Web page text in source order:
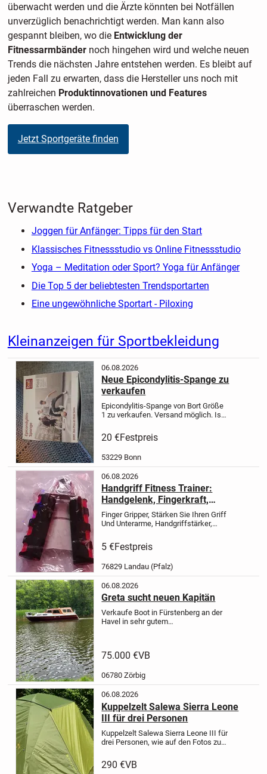
überwacht werden und die Ärzte könnten bei Notfällen
unverzüglich benachrichtigt werden. Man kann also
gespannt bleiben, wo die Entwicklung der
Fitnessarmbändernoch hingehen wird und welche neuen
Trends die nächsten Jahre entstehen werden. Es bleibt auf
jeden Fall zu erwarten, dass die Hersteller uns noch mit
zahlreichen Produktinnovationen und Features
überraschen werden.
Jetzt Sportgeräte finden
Verwandte Ratgeber
Joggen für Anfänger: Tipps für den Start
Klassisches Fitnessstudio vs Online Fitnessstudio
Yoga – Meditation oder Sport? Yoga für Anfänger
Die Top 5 der beliebtesten Trendsportarten
Eine ungewöhnliche Sportart - Piloxing
Kleinanzeigen für Sportbekleidung
06.08.2026
Neue Epicondylitis-Spange zu
verkaufen
Epicondylitis-Spange von Bort Größe
1 zu verkaufen.Versand möglich. Ist
Unterarm bei Epicondylitis zu
nehmen. Entlastet die Muskulatur
20 €Festpreis
53229 Bonn
06.08.2026
Handgriff Fitness Trainer:
Handgelenk, Fingerkraft,
Muskeltraining, Reha-Tool
Finger Gripper, Stärken Sie Ihren Griff
Und Unterarme, Handgriffstärker,
Ihre Handgelenke und Finger mit dem
hochwertigen Handgriff Fitness
5 €Festpreis
76829 Landau (Pfalz)
06.08.2026
Greta sucht neuen Kapitän
Verkaufe Boot in Fürstenberg an der
Havel in sehr gutem
75.000 €VB
06780 Zörbig
06.08.2026
Kuppelzelt Salewa Sierra Leone
III für drei Personen
Kuppelzelt Salewa Sierra Leone III für
drei Personen, wie auf den Fotos zu
benutzt, und ist in einwandfreiem
Zustand. Es besteht aus Innen- und
290 €VB